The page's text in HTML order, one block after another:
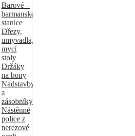
Barové –
barmanské
stanice
Dřezy,
umyvadla,
mycí
stoly
Držáky
na bony
Nadstavby
a
zásobníky
Nástěnné
police z
nerezové